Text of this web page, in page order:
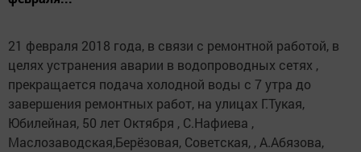
21 февраля 2018 года, в связи с ремонтной работой, в
целях устранения аварии в водопроводных сетях ,
прекращается подача холодной воды с 7 утра до
завершения ремонтных работ, на улицах Г.Тукая,
Юбилейная, 50 лет Октября , С.Нафиева ,
Маслозаводская,Берёзовая, Советская, , А.Абязова,